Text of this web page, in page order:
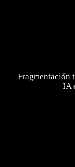
Fragmentación
IA